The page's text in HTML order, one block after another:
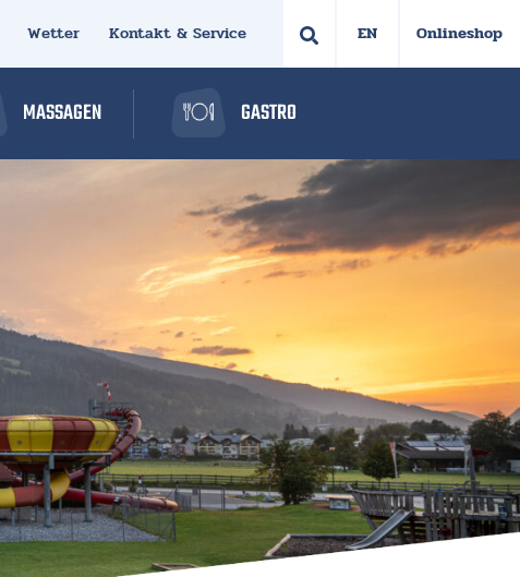
Onlineshop
Wetter Kontakt & Service
MASSAGEN GASTRO